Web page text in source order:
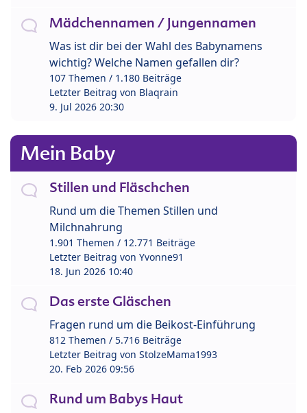
Mädchennamen / Jungennamen
Was ist dir bei der Wahl des Babynamens
wichtig? Welche Namen gefallen dir?
107 Themen / 1.180 Beiträge
Letzter Beitrag von Blaqrain
9. Jul 2026 20:30
Mein Baby
Stillen und Fläschchen
Rund um die Themen Stillen und
Milchnahrung
1.901 Themen / 12.771 Beiträge
Letzter Beitrag von Yvonne91
18. Jun 2026 10:40
Das erste Gläschen
Fragen rund um die Beikost-Einführung
812 Themen / 5.716 Beiträge
Letzter Beitrag von StolzeMama1993
20. Feb 2026 09:56
Rund um Babys Haut